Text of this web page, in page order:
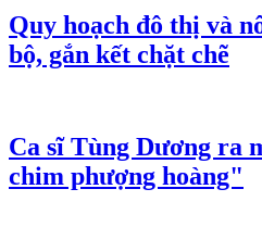
Quy hoạch đô thị và
bộ, gắn kết chặt chẽ
Ca sĩ Tùng Dương ra
chim phượng hoàng"